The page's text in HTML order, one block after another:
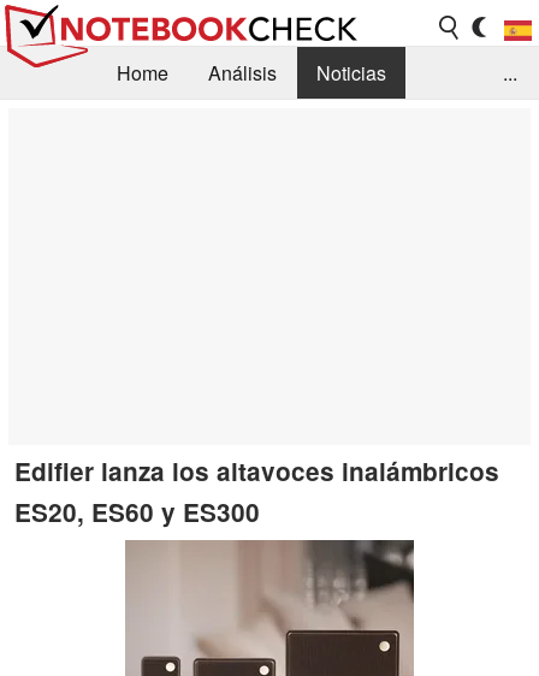
Home Análisis
Noticias
...
Edifier lanza los altavoces inalámbricos
ES20, ES60 y ES300